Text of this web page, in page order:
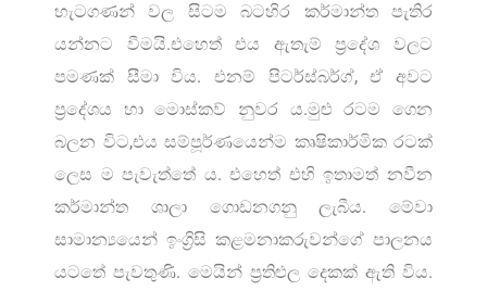
හැටගණන් වල සිටම බටහිර කර්මාන්ත පැතිර
යන්නට වීමයි.එහෙත් එය ඇතැම් ප්‍රදේශ වලට
පමණක් සීමා විය. එනම් පිටර්ස්බර්ග්, ඒ අවට
ප්‍රදේශය හා මොස්කව් නුවර ය.මුළු රටම ගෙන
බලන විට,එය සම්පූර්ණයෙන්ම කෘෂිකාර්මික රටක්
ලෙස ම පැවැත්තේ ය. එහෙත් එහි ඉතාමත් නවීන
කර්මාන්ත ශාලා ගොඩනගනු ලැබීය. මේවා
සාමාන්‍යයෙන් ඉංග්‍රිසි කළමනාකරුවන්ගේ පාලනය
යටතේ පැවතුණි. මෙයින් ප්‍රතිළුල දෙකක් ඇති විය.